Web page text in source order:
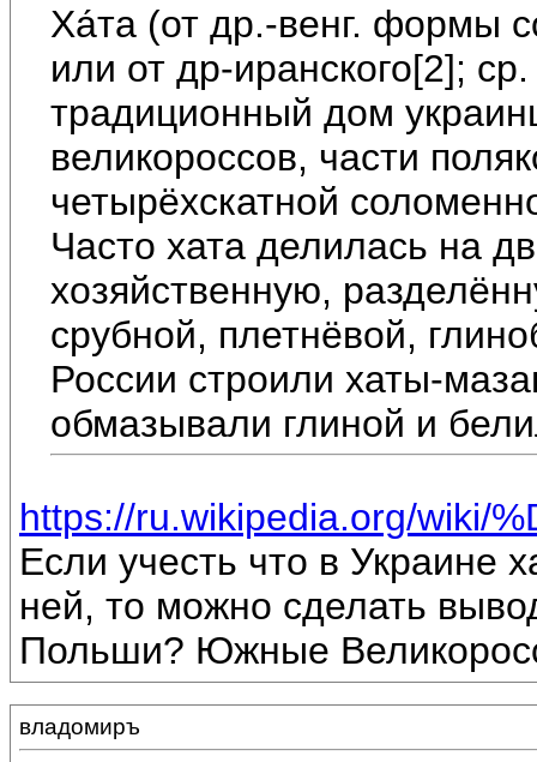
Ха́та (от др.-венг. формы
или от др-иранского[2];
традиционный дом
великороссов, части
четырёхскатной
Часто хата делилась на
хозяйственную,
срубной, плетнёвой,
России строили хаты-
обмазывали глиной и
https://ru.wikipedia.org/wiki/
Если учесть что в Украине
ней, то можно сделать
Польши? Южные
владомиръ